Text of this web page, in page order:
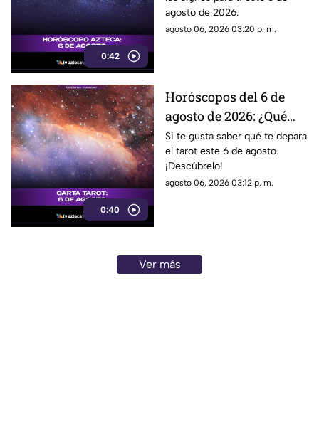
0:42
agosto de 2026.
agosto 06, 2026 03:20 p. m.
0:40
Horóscopos del 6 de
agosto de 2026: ¿Qué
revelan las cartas del
tarot?
Si te gusta saber qué te depara
el tarot este 6 de agosto.
¡Descúbrelo!
agosto 06, 2026 03:12 p. m.
Ver más